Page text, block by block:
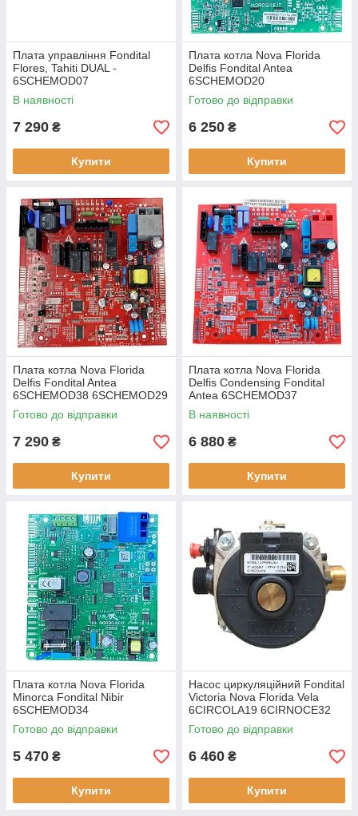
Плата управління Fondital
Flores, Tahiti DUAL -
6SCHEMOD07
В наявності
7 290 ₴
Купити
Плата котла Nova Florida
Delfis Fondital Antea
6SCHEMOD20
Готово до відправки
6 250 ₴
Купити
Плата котла Nova Florida
Delfis Fondital Antea
6SCHEMOD38 6SCHEMOD29
6SCHEGAR38
Готово до відправки
7 290 ₴
Купити
Плата котла Nova Florida
Delfis Condensing Fondital
Antea 6SCHEMOD37
6SCHEMOD30
В наявності
6 880 ₴
Купити
Плата котла Nova Florida
Minorca Fondital Nibir
6SCHEMOD34
Готово до відправки
5 470 ₴
Купити
Насос циркуляційний Fondital
Victoria Nova Florida Vela
6CIRCOLA19 6CIRNOCE32
Готово до відправки
6 460 ₴
Купити